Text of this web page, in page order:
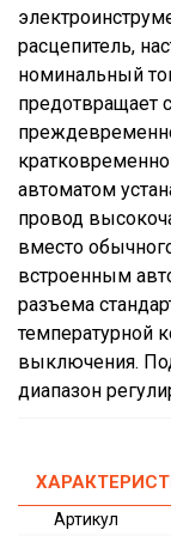
расцепитель,
номинальный
предотвращает
автоматом
провод
вместо
встроенным
разъема
температурной
выключения.
диапазон
Артикул